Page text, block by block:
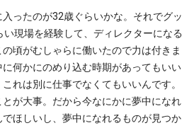
ったのが32歳ぐらいかな。それでグッ
現場を経験して、ディレクターになる
頃がむしゃらに働いたので力は付きま
何かにのめり込む時期があってもいい
れは別に仕事でなくてもいいんです。
が大事。だから今なにかに夢中になれ
ほしいし、夢中になれるものが見つか